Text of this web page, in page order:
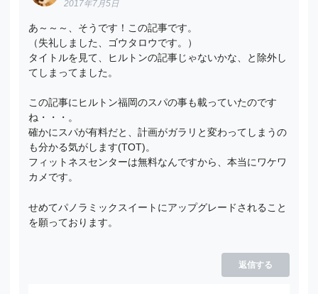
2017年7月5日
あ～～～、そうです！この記事です。
（失礼しました、ゴウタロウです。）
タイトルを見て、ヒルトンの記事じゃないかな、と除外し
てしまってました。
この記事にヒルトン福岡のスパの事も載っていたのです
ね・・・。
確かにスパが有料だと、計画がガラリと変わってしまうの
も分かる気がします(TOT)。
フィットネスセンターは無料なんですから、本当にワケワ
カメです。
せめてパノラミックスイートにアップグレードされること
を願っております。
返信する